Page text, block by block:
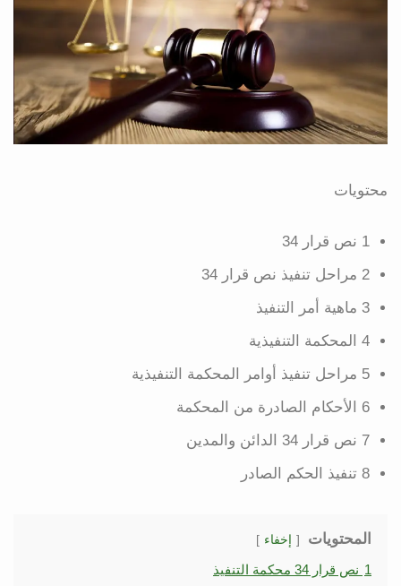
محتويات
1 نص قرار 34
2 مراحل تنفيذ نص قرار 34
3 ماهية أمر التنفيذ
4 المحكمة التنفيذية
5 مراحل تنفيذ أوامر المحكمة التنفيذية
6 الأحكام الصادرة من المحكمة
7 نص قرار 34 الدائن والمدين
8 تنفيذ الحكم الصادر
المحتويات إخفاء
1 نص قرار 34 محكمة التنفيذ